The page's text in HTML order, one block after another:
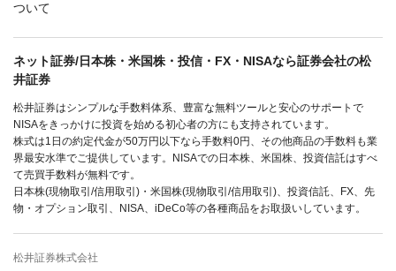
ついて
ネット証券/日本株・米国株・投信・FX・NISAなら証券会社の松
井証券
松井証券はシンプルな手数料体系、豊富な無料ツールと安心のサポートで
NISAをきっかけに投資を始める初心者の方にも支持されています。
株式は1日の約定代金が50万円以下なら手数料0円、その他商品の手数料も業
界最安水準でご提供しています。NISAでの日本株、米国株、投資信託はすべ
て売買手数料が無料です。
日本株(現物取引/信用取引)・米国株(現物取引/信用取引)、投資信託、FX、先
物・オプション取引、NISA、iDeCo等の各種商品をお取扱いしています。
松井証券株式会社